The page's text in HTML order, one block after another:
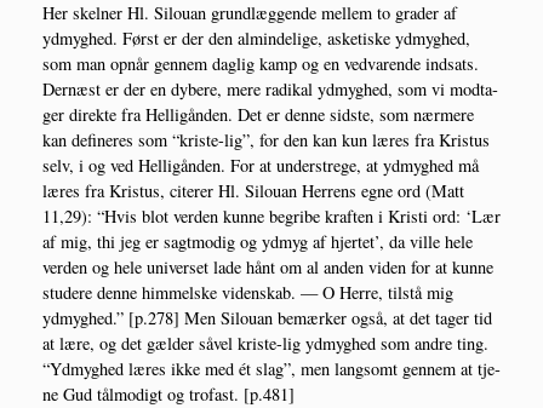
Her skel­ner Hl. Silou­an grund­læg­gen­de mel­lem to gra­der af
ydmyg­hed. Først er der den almin­de­li­ge, aske­ti­ske ydmyg­hed,
som man opnår gen­nem dag­lig kamp og en ved­va­ren­de ind­sats.
Der­næst er der en dybe­re, mere radi­kal ydmyg­hed, som vi mod­ta­
ger direk­te fra Hel­li­gån­den. Det er den­ne sid­ste, som nær­me­re
kan defi­ne­res som “kri­ste-lig”, for den kan kun læres fra Kristus
selv, i og ved Hel­li­gån­den. For at under­stre­ge, at ydmyg­hed må
læres fra Kristus, cite­rer Hl. Silou­an Her­rens egne ord (Matt
11,29): “Hvis blot ver­den kun­ne begri­be kraf­ten i Kri­sti ord: ‘Lær
af mig, thi jeg er sagt­mo­dig og ydmyg af hjer­tet’, da vil­le hele
ver­den og hele uni­ver­set lade hånt om al anden viden for at kun­ne
stu­de­re den­ne him­mel­ske viden­skab. — O Her­re, til­stå mig
ydmyg­hed.” [p.278] Men Silou­an bemær­ker også, at det tager tid
at lære, og det gæl­der såvel kri­ste-lig ydmyg­hed som andre ting.
“Ydmyg­hed læres ikke med ét slag”, men lang­somt gen­nem at tje­
ne Gud tål­mo­digt og tro­fast. [p.481]